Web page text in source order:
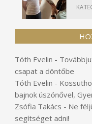
Tóth Evelin -
csapat a döntőbe
Tóth Evelin -
bajnok úszónővel,
Zsófia Takács - Ne
segítséget adni!